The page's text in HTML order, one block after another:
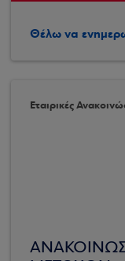
Θέλω να
Εταιρικές